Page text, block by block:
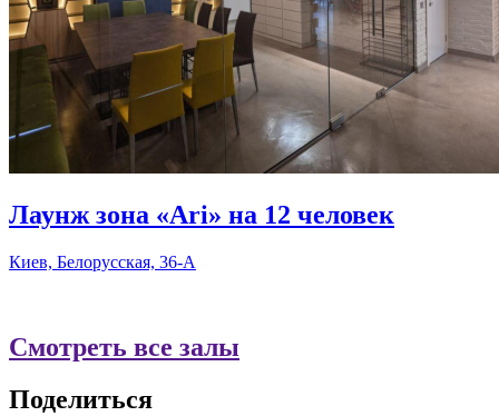
Лаунж зона «Ari» на 12 человек
Киев, Белорусская, 36-А
Смотреть все залы
Поделиться